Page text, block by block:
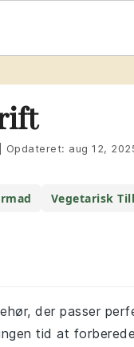
Opdateret: aug 12,
Vegetarisk
der passer
tid at